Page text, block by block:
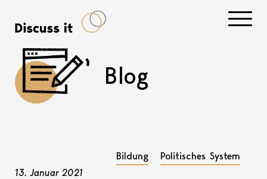
Blog
Bildung Politisches System
13. Januar 2021